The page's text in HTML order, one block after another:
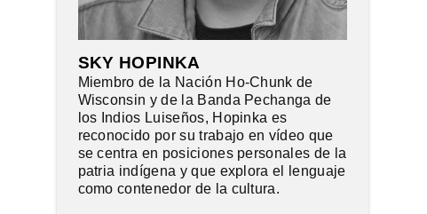
SKY HOPINKA
Miembro de la Nación Ho-Chunk de
Wisconsin y de la Banda Pechanga de
los Indios Luiseños, Hopinka es
reconocido por su trabajo en vídeo que
se centra en posiciones personales de la
patria indígena y que explora el lenguaje
como contenedor de la cultura.